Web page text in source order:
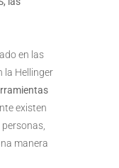
en las
la Hellinger
existen
manera